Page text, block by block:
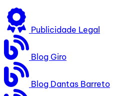
Publicidade Legal
Blog Giro
Blog Dantas Barreto